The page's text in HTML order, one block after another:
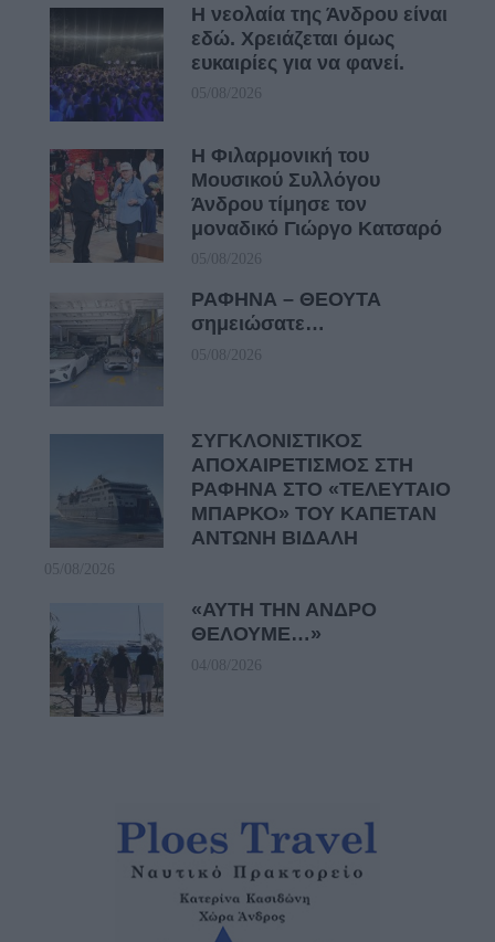
Η νεολαία της Άνδρου είναι
εδώ. Χρειάζεται όμως
ευκαιρίες για να φανεί.
05/08/2026
Η Φιλαρμονική του
Μουσικού Συλλόγου
Άνδρου τίμησε τον
μοναδικό Γιώργο Κατσαρό
05/08/2026
ΡΑΦΗΝΑ – ΘΕΟΥΤΑ
σημειώσατε…
05/08/2026
ΣΥΓΚΛΟΝΙΣΤΙΚΟΣ
ΑΠΟΧΑΙΡΕΤΙΣΜΟΣ ΣΤΗ
ΡΑΦΗΝΑ ΣΤΟ «ΤΕΛΕΥΤΑΙΟ
ΜΠΑΡΚΟ» ΤΟΥ ΚΑΠΕΤΑΝ
ΑΝΤΩΝΗ ΒΙΔΑΛΗ
05/08/2026
«ΑΥΤΗ ΤΗΝ ΑΝΔΡΟ
ΘΕΛΟΥΜΕ…»
04/08/2026